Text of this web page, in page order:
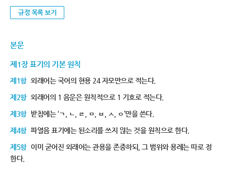
규정 목록 보기
본문
제1장 표기의 기본 원칙
제1항 외래어는 국어의 현용 24 자모만으로 적는다.
제2항 외래어의 1 음운은 원칙적으로 1 기호로 적는다.
제3항 받침에는 ‘ㄱ, ㄴ, ㄹ, ㅁ, ㅂ, ㅅ, ㅇ’만을 쓴다.
제4항 파열음 표기에는 된소리를 쓰지 않는 것을 원칙으로 한다.
제5항 이미 굳어진 외래어는 관용을 존중하되, 그 범위와 용례는 따로 정
한다.